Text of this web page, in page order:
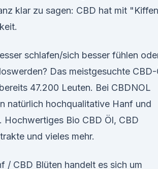
klar zu sagen: CBD hat mit
schlafen/sich besser fühlen
Das meistgesuchte CBD-
47.200 Leuten. Bei CBDNOL
natürlich hochqualitative Hanf und
Hochwertiges Bio CBD Öl, CBD
und vieles mehr.
/ CBD Blüten handelt es sich um